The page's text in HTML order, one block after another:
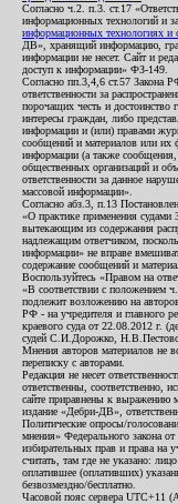
Согласно ч.2. п.3. ст.17
информационных технологий и
информационных технологиях
ДВ», хранящий информацию,
информации не несет. Сайт и
доступ к информации» ФЗ-149.
Согласно пп.3,4,6 ст.57 Закона
ответственности за
порочащих честь и
интересы граждан, либо
информации и (или) правами
сообщений и материалов или их
информации (а также сообщения,
общественных организаций и
ответственности за данное
массовой информации».
Согласно абз.3, п.13
«О практике применения судами
вытекающим из содержания
надлежащим ответчиком,
информации» не вправе
содержание сообщений и
Воспользуйтесь «Правом на
«В соответствии с положением
подлежит возложению на
РФ - на учредителя и главного
краевого суда от 22.08.2012 г.
судей С.И.Дорожко,
Мнения авторов материалов не
переписку с авторами.
Редакция не несет
ответственны, соответственно,
сайте приравнены к выражению
издание «Дебри-ДВ»,
Политические опросы/
мнения» Федерального закона
избирательных прав и права на
считать, там где не указано:
оплатившее (оплативших)
безвозмездно/бесплатно.
Часовой пояс сервера UTC+11